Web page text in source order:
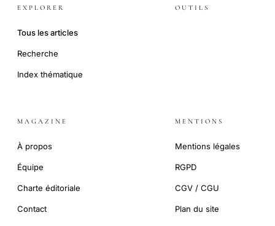
EXPLORER
Tous les articles
Recherche
Index thématique
OUTILS
MAGAZINE
À propos
Équipe
Charte éditoriale
Contact
MENTIONS
Mentions légales
RGPD
CGV / CGU
Plan du site